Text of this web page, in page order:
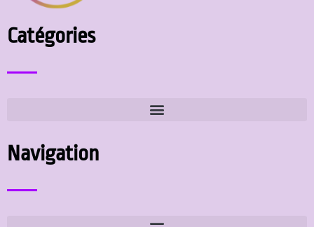
Catégories
Navigation